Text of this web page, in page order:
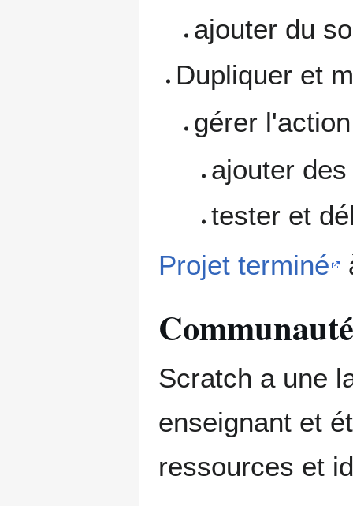
ajouter du
Dupliquer et
gérer
ajouter
tester et
Projet terminé
Communauté
Scratch a une
enseignant et
ressources et